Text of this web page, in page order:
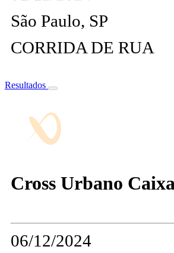
São Paulo, SP
CORRIDA DE RUA
Resultados
Cross Urbano
06/12/2024